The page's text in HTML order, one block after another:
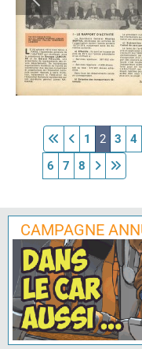
1 2 3 4
6
7 8
CAMPAGNE